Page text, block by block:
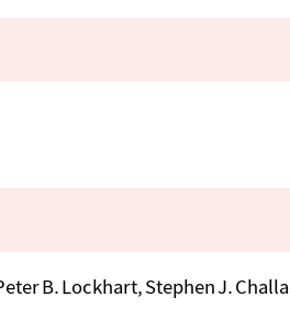
B. Lockhart, Stephen J.